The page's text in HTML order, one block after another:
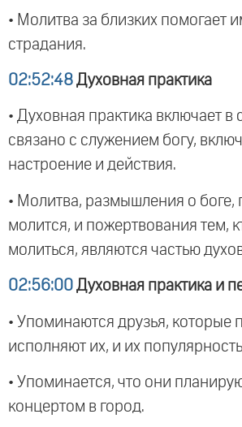
• Молитва за близких помогает
страдания.
02:52:48 Духовная практика
• Духовная практика включает в
связано с служением богу,
настроение и действия.
• Молитва, размышления о боге,
молится, и пожертвования тем,
молиться, являются частью
02:56:00 Духовная практика и
• Упоминаются друзья, которые
исполняют их, и их
• Упоминается, что они
концертом в город.